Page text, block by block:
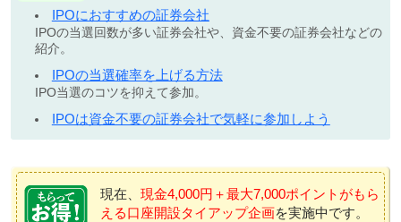
IPOにおすすめの証券会社
IPOの当選回数が多い証券会社や、資金不要の証券会社などの
紹介。
IPOの当選確率を上げる方法
IPO当選のコツを抑えて参加。
IPOは資金不要の証券会社で気軽に参加しよう
現在、 現金4,000円＋最大7,000ポイントがもら
える口座開設タイアップ企画を実施中です。